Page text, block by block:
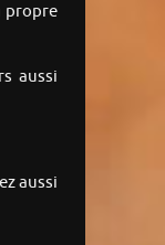
propre
aussi
aussi